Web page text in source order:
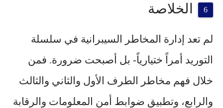
الخلاصة
لم تعد إدارة المخاطر السيبرانية في سلسلة
التوريد أمراً ختيارياً- بل أصبحت ضرورة. فمن
خلال فهم مخاطر الطرف الأول والثاني والثالث
والرابع، وتطبيق ضوابط أمن المعلومات والرقابة